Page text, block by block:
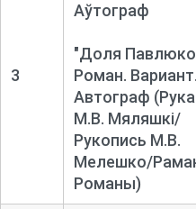
3
Аўтограф
"Доля
Роман. Вариант.
Автограф
М.В. Мяляшкі/
Рукопись М.В.
Мелешко/
Романы)